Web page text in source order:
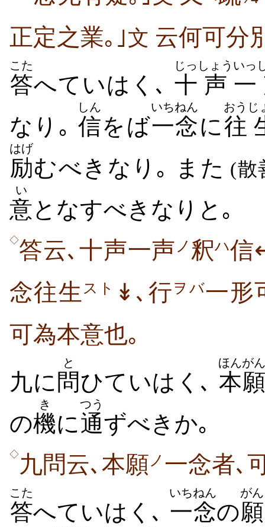
正定之業｡｣文 云何可分
答
こた
へていはく､ 十
じっ
声
しょう
一
いっ
なり｡ 信
しん
をば一念
いちねん
に往
おう じ
励
はげ
むべきなり｡ また (散
意
い
となすべきなりと｡
◇答云､十声一声 ノ 釈ハ信
念往生 スト ↡､行ヲバ一形
可為本意也｡
九に 問
と
ひていはく､ 本願
ほんがん
の機
き
に通
つう
ずべきか｡
◇ 九問云､本願 ノ 一念者､
答
こた
へていはく､ 一念
いちねん
の願
がん